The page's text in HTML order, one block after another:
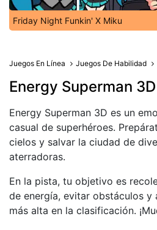
Friday Night Funkin' X Miku
Juegos En Línea Juegos De Habilidad
Energy Superman 3D
Energy Superman 3D es un
casual de superhéroes.
cielos y salvar la ciudad de
aterradoras.
En la pista, tu objetivo es
de energía, evitar obstáculos y
más alta en la clasificación.